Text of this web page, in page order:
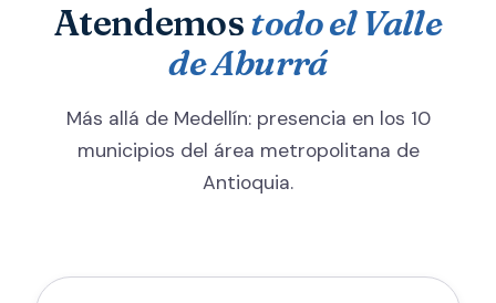
Atendemostodo el Valle
de Aburrá
Más allá de Medellín: presencia en los 10
municipios del área metropolitana de
Antioquia.